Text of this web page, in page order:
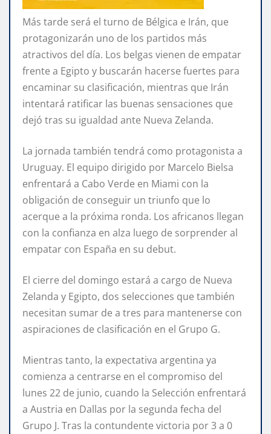
Más tarde será el turno de Bélgica e Irán, que
protagonizarán uno de los partidos más
atractivos del día. Los belgas vienen de empatar
frente a Egipto y buscarán hacerse fuertes para
encaminar su clasificación, mientras que Irán
intentará ratificar las buenas sensaciones que
dejó tras su igualdad ante Nueva Zelanda.
La jornada también tendrá como protagonista a
Uruguay. El equipo dirigido por Marcelo Bielsa
enfrentará a Cabo Verde en Miami con la
obligación de conseguir un triunfo que lo
acerque a la próxima ronda. Los africanos llegan
con la confianza en alza luego de sorprender al
empatar con España en su debut.
El cierre del domingo estará a cargo de Nueva
Zelanda y Egipto, dos selecciones que también
necesitan sumar de a tres para mantenerse con
aspiraciones de clasificación en el Grupo G.
Mientras tanto, la expectativa argentina ya
comienza a centrarse en el compromiso del
lunes 22 de junio, cuando la Selección enfrentará
a Austria en Dallas por la segunda fecha del
Grupo J. Tras la contundente victoria por 3 a 0